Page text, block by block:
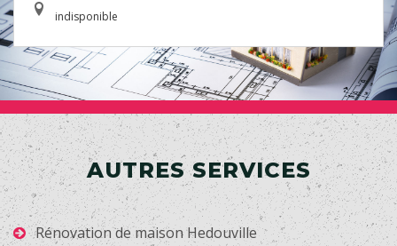
indisponible
AUTRES SERVICES
Rénovation de maison Hedouville